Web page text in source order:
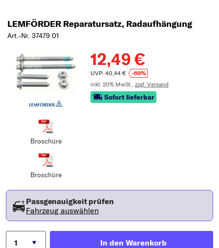
LEMFÖRDER Reparatursatz, Radaufhängung
Art.-Nr. 37479 01
Broschüre
Broschüre
12,49 €
UVP: 40,44 €
-69%
inkl. 20% MwSt., zzgl. Versand
Sofort lieferbar
Passgenauigkeit prüfen
Fahrzeug auswählen
In den Warenkorb